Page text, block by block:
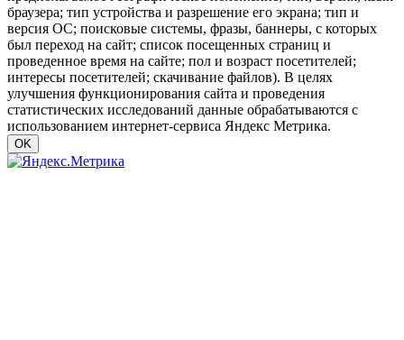
браузера; тип устройства и разрешение его экрана; тип и
версия ОС; поисковые системы, фразы, баннеры, с которых
был переход на сайт; список посещенных страниц и
проведенное время на сайте; пол и возраст посетителей;
интересы посетителей; скачивание файлов). В целях
улучшения функционирования сайта и проведения
статистических исследований данные обрабатываются с
использованием интернет-сервиса Яндекс Метрика.
OK